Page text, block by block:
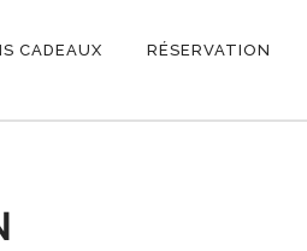
CADEAUX RÉSERVATION